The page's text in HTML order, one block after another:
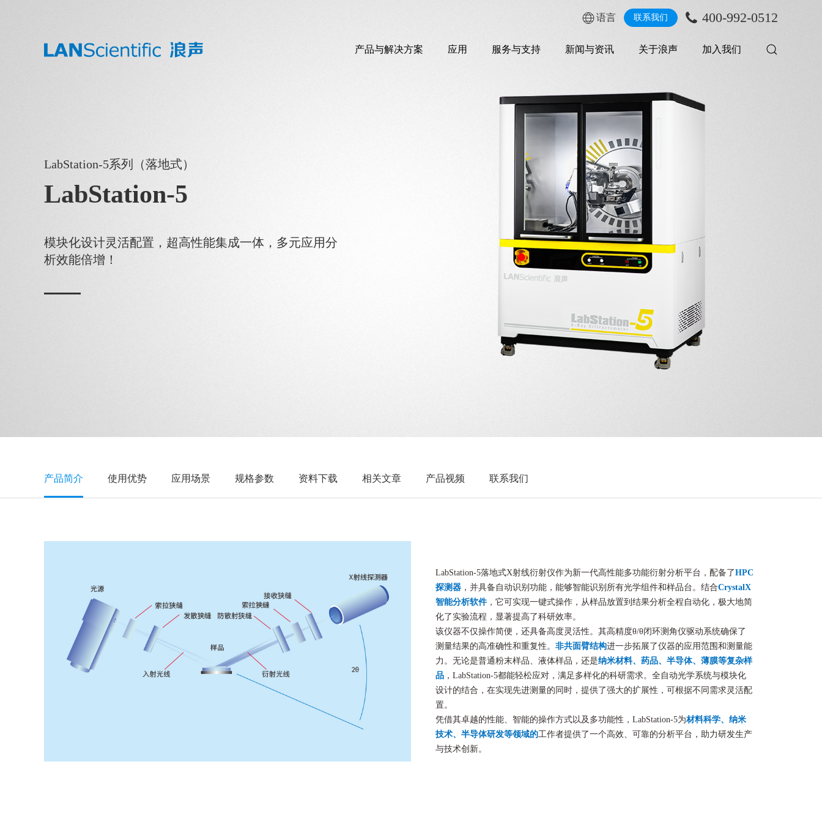
语言 联系我们 400-992-0512
产品与解决方案 应用 服务与支持 新闻与资讯 关于浪声 加入我们
LabStation-5系列（落地式）
LabStation-5
模块化设计灵活配置，超高性能集成一体，多元应用分
析效能倍增！
产品简介 使用优势 应用场景 规格参数 资料下载 相关文章 产品视频 联系我们
LabStation-5落地式X射线衍射仪作为新一代高性能多功能衍射分析平台，配备了HPC
探测器 ，并具备自动识别功能，能够智能识别所有光学组件和样品台。结合CrystalX
智能分析软件 ，它可实现一键式操作，从样品放置到结果分析全程自动化，极大地简
化了实验流程，显著提高了科研效率。
该仪器不仅操作简便，还具备高度灵活性。其高精度θ/θ闭环测角仪驱动系统确保了
测量结果的高准确性和重复性。 非共面臂结构进一步拓展了仪器的应用范围和测量能
力。无论是普通粉末样品、液体样品，还是纳米材料、药品、半导体、薄膜等复杂样
品 ，LabStation-5都能轻松应对，满足多样化的科研需求。全自动光学系统与模块化
设计的结合，在实现先进测量的同时，提供了强大的扩展性，可根据不同需求灵活配
置。
凭借其卓越的性能、智能的操作方式以及多功能性，LabStation-5为材料科学、纳米
技术、半导体研发等领域的工作者提供了一个高效、可靠的分析平台，助力研发生产
与技术创新。